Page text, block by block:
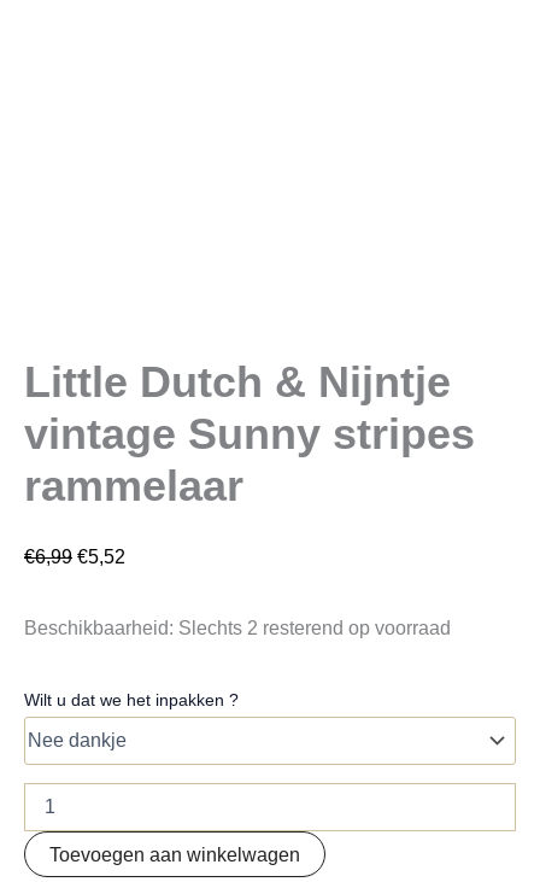
Little Dutch & Nijntje
vintage Sunny stripes
rammelaar
€6,99 €5,52
Beschikbaarheid: Slechts 2 resterend op voorraad
Wilt u dat we het inpakken ?
Toevoegen aan winkelwagen